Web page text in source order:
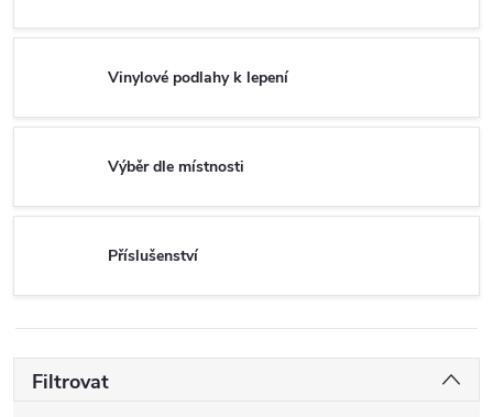
Vinylové podlahy k lepení
Výběr dle místnosti
Příslušenství
Filtrovat